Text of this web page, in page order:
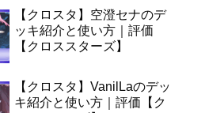
【クロスタ】空澄セナのデ
ッキ紹介と使い方｜評価
【クロススターズ】
【クロスタ】VanilLaのデッ
キ紹介と使い方｜評価【ク